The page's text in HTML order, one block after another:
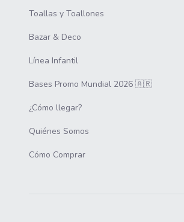
Toallas y Toallones
Bazar & Deco
Línea Infantil
Bases Promo Mundial 2026 🇦🇷
¿Cómo llegar?
Quiénes Somos
Cómo Comprar